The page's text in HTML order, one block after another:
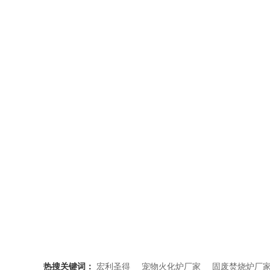
热搜关键词： 宏利圣得 宠物火化炉厂家 固废焚烧炉厂家